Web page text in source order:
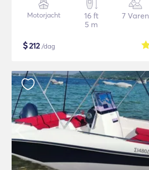
Motorjacht
16 ft
5 m
7 Varen
$212/dag